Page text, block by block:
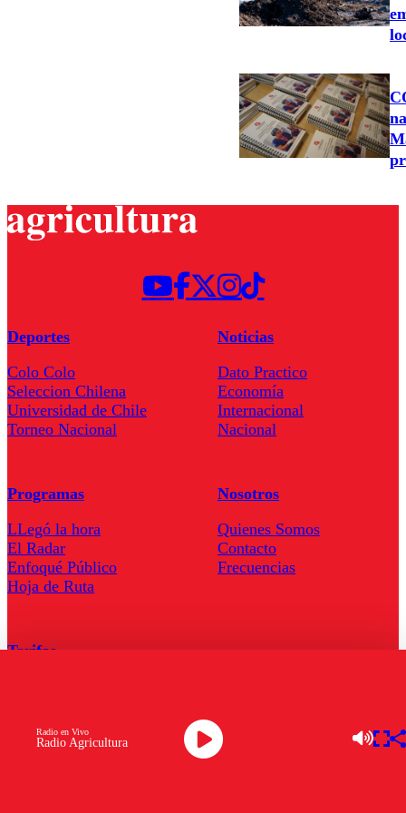
Radio Agricultura
Radio en Vivo
Deportes
Colo Colo
Seleccion Chilena
Universidad de Chile
Torneo Nacional
Noticias
Dato Practico
Economía
Internacional
Nacional
Programas
LLegó la hora
El Radar
Enfoqué Público
Hoja de Ruta
Nosotros
Quienes Somos
Contacto
Frecuencias
Tarifas